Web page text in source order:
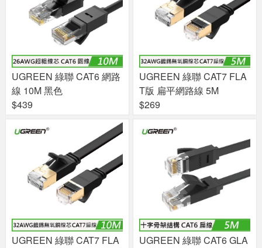
UGREEN 綠聯 CAT6 網路
線 10M 黑色
$439
UGREEN 綠聯 CAT7 FLA
T版 扁平網路線 5M
$269
UGREEN 綠聯 CAT7 FLA
UGREEN 綠聯 CAT6 GLA